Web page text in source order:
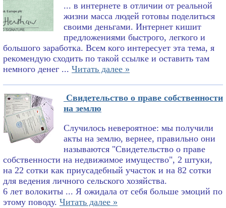
... в интернете в отличии от реальной
жизни масса людей готовы поделиться
своими деньгами. Интернет кишит
предложениями быстрого, легкого и
большого заработка. Всем кого интересует эта тема, я
рекомендую сходить по такой ссылке и оставить там
немного денег ... Читать далее »
Свидетельство о праве собственности
на землю
Случилось невероятное: мы получили
акты на землю, вернее, правильно они
называются "Свидетельство о праве
собственности на недвижимое имущество", 2 штуки,
на 22 сотки как приусадебный участок и на 82 сотки
для ведения личного сельского хозяйства.
6 лет волокиты ... Я ожидала от себя больше эмоций по
этому поводу. Читать далее »